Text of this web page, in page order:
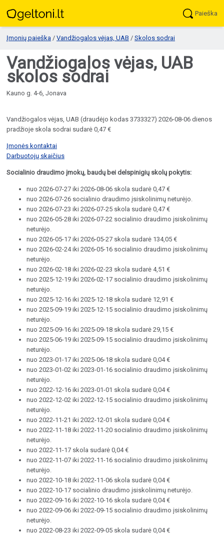
Paieška
Įmonių paieška / Vandžiogalos vėjas, UAB / Skolos sodrai
Vandžiogalos vėjas, UAB
skolos sodrai
Kauno g. 4-6, Jonava
Vandžiogalos vėjas, UAB (draudėjo kodas 3733327) 2026-08-06 dienos
pradžioje skola sodrai sudarė 0,47 €
Įmonės kontaktai
Darbuotojų skaičius
Socialinio draudimo įmokų, baudų bei delspinigių skolų pokytis:
nuo 2026-07-27 iki 2026-08-06 skola sudarė 0,47 €
nuo 2026-07-26 socialinio draudimo įsiskolinimų neturėjo.
nuo 2026-07-23 iki 2026-07-25 skola sudarė 0,47 €
nuo 2026-05-28 iki 2026-07-22 socialinio draudimo įsiskolinimų
neturėjo.
nuo 2026-05-17 iki 2026-05-27 skola sudarė 134,05 €
nuo 2026-02-24 iki 2026-05-16 socialinio draudimo įsiskolinimų
neturėjo.
nuo 2026-02-18 iki 2026-02-23 skola sudarė 4,51 €
nuo 2025-12-19 iki 2026-02-17 socialinio draudimo įsiskolinimų
neturėjo.
nuo 2025-12-16 iki 2025-12-18 skola sudarė 12,91 €
nuo 2025-09-19 iki 2025-12-15 socialinio draudimo įsiskolinimų
neturėjo.
nuo 2025-09-16 iki 2025-09-18 skola sudarė 29,15 €
nuo 2025-06-19 iki 2025-09-15 socialinio draudimo įsiskolinimų
neturėjo.
nuo 2023-01-17 iki 2025-06-18 skola sudarė 0,04 €
nuo 2023-01-02 iki 2023-01-16 socialinio draudimo įsiskolinimų
neturėjo.
nuo 2022-12-16 iki 2023-01-01 skola sudarė 0,04 €
nuo 2022-12-02 iki 2022-12-15 socialinio draudimo įsiskolinimų
neturėjo.
nuo 2022-11-21 iki 2022-12-01 skola sudarė 0,04 €
nuo 2022-11-18 iki 2022-11-20 socialinio draudimo įsiskolinimų
neturėjo.
nuo 2022-11-17 skola sudarė 0,04 €
nuo 2022-11-07 iki 2022-11-16 socialinio draudimo įsiskolinimų
neturėjo.
nuo 2022-10-18 iki 2022-11-06 skola sudarė 0,04 €
nuo 2022-10-17 socialinio draudimo įsiskolinimų neturėjo.
nuo 2022-09-16 iki 2022-10-16 skola sudarė 0,04 €
nuo 2022-09-06 iki 2022-09-15 socialinio draudimo įsiskolinimų
neturėjo.
nuo 2022-08-23 iki 2022-09-05 skola sudarė 0,04 €